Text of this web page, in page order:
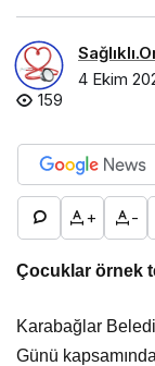
4 Ekim
159
+ -
Çocuklar örnek
Karabağlar
Günü